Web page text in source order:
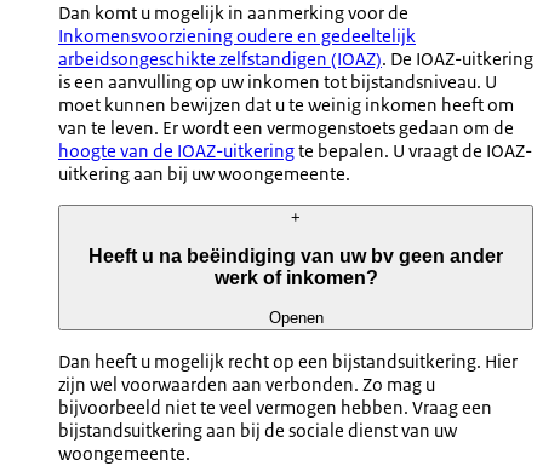
Dan komt u mogelijk in aanmerking voor de
Inkomensvoorziening oudere en gedeeltelijk
arbeidsongeschikte zelfstandigen (IOAZ). De IOAZ-uitkering
is een aanvulling op uw inkomen tot bijstandsniveau. U
moet kunnen bewijzen dat u te weinig inkomen heeft om
van te leven. Er wordt een vermogenstoets gedaan om de
hoogte van de IOAZ-uitkeringte bepalen. U vraagt de IOAZ-
uitkering aan bij uw woongemeente.
+
Heeft u na beëindiging van uw bv geen ander
werk of inkomen?
Openen
Dan heeft u mogelijk recht op een bijstandsuitkering. Hier
zijn wel voorwaarden aan verbonden. Zo mag u
bijvoorbeeld niet te veel vermogen hebben. Vraag een
bijstandsuitkering aan bij de sociale dienst van uw
woongemeente.